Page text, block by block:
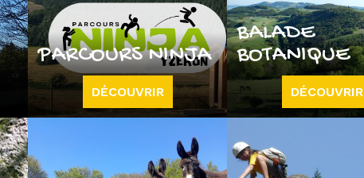
PARCOURS NINJA
DÉCOUVRIR
BALADE
BOTANIQUE
DÉCOUVRIR